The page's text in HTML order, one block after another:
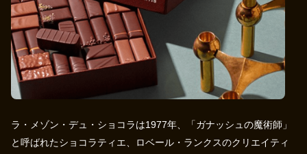
ラ・メゾン・デュ・ショコラは1977年、「ガナッシュの魔術師」
と呼ばれたショコラティエ、ロベール・ランクスのクリエイティ